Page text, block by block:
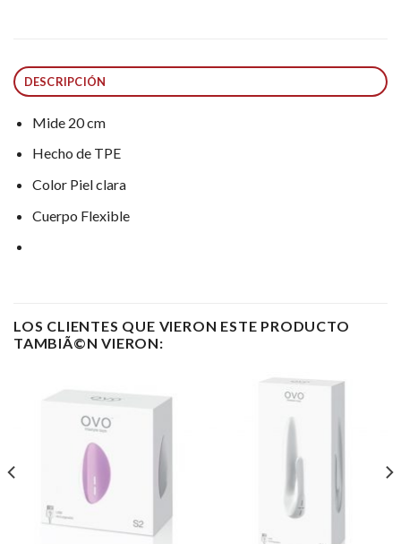
DESCRIPCIÓN
Mide 20 cm
Hecho de TPE
Color Piel clara
Cuerpo Flexible
LOS CLIENTES QUE VIERON ESTE PRODUCTO
TAMBIÃ©N VIERON: